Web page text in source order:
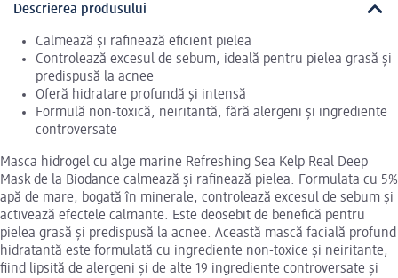
Descrierea produsului
Calmează și rafinează eficient pielea
Controlează excesul de sebum, ideală pentru pielea grasă și
predispusă la acnee
Oferă hidratare profundă și intensă
Formulă non-toxică, neiritantă, fără alergeni și ingrediente
controversate
Masca hidrogel cu alge marine Refreshing Sea Kelp Real Deep
Mask de la Biodance calmează și rafinează pielea. Formulata cu 5%
apă de mare, bogată în minerale, controlează excesul de sebum și
activează efectele calmante. Este deosebit de benefică pentru
pielea grasă și predispusă la acnee. Această mască facială profund
hidratantă este formulată cu ingrediente non-toxice și neiritante,
fiind lipsită de alergeni și de alte 19 ingrediente controversate și